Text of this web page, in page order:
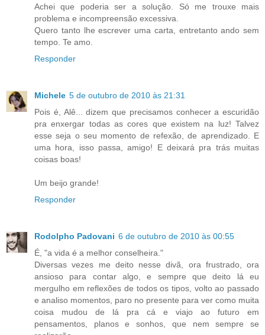
Achei que poderia ser a solução. Só me trouxe mais
problema e incompreensão excessiva.
Quero tanto lhe escrever uma carta, entretanto ando sem
tempo. Te amo.
Responder
Michele 5 de outubro de 2010 às 21:31
Pois é, Alê... dizem que precisamos conhecer a escuridão
pra enxergar todas as cores que existem na luz! Talvez
esse seja o seu momento de refexão, de aprendizado. E
uma hora, isso passa, amigo! E deixará pra trás muitas
coisas boas!
Um beijo grande!
Responder
Rodolpho Padovani 6 de outubro de 2010 às 00:55
É, "a vida é a melhor conselheira."
Diversas vezes me deito nesse divã, ora frustrado, ora
ansioso para contar algo, e sempre que deito lá eu
mergulho em reflexões de todos os tipos, volto ao passado
e analiso momentos, paro no presente para ver como muita
coisa mudou de lá pra cá e viajo ao futuro em
pensamentos, planos e sonhos, que nem sempre se